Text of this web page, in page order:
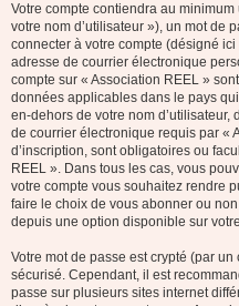
Votre compte contiendra au
votre nom d’utilisateur »), un mot de
connecter à votre compte (désigné
adresse de courrier électronique
compte sur « Association REEL »
données applicables dans le pays
en-dehors de votre nom d’utilisateur,
de courrier électronique requis par «
d’inscription, sont obligatoires ou
REEL ». Dans tous les cas, vous
votre compte vous souhaitez rendre
faire le choix de vous abonner ou
depuis une option disponible sur
Votre mot de passe est crypté (par
sécurisé. Cependant, il est
passe sur plusieurs sites internet